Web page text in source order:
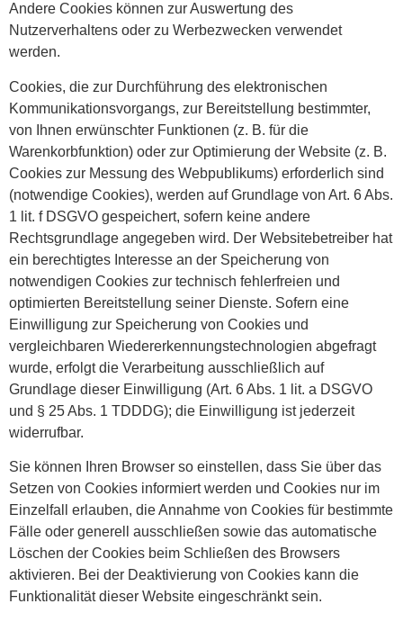
Andere Cookies können zur Auswertung des
Nutzerverhaltens oder zu Werbezwecken verwendet
werden.
Cookies, die zur Durchführung des elektronischen
Kommunikationsvorgangs, zur Bereitstellung bestimmter,
von Ihnen erwünschter Funktionen (z. B. für die
Warenkorbfunktion) oder zur Optimierung der Website (z. B.
Cookies zur Messung des Webpublikums) erforderlich sind
(notwendige Cookies), werden auf Grundlage von Art. 6 Abs.
1 lit. f DSGVO gespeichert, sofern keine andere
Rechtsgrundlage angegeben wird. Der Websitebetreiber hat
ein berechtigtes Interesse an der Speicherung von
notwendigen Cookies zur technisch fehlerfreien und
optimierten Bereitstellung seiner Dienste. Sofern eine
Einwilligung zur Speicherung von Cookies und
vergleichbaren Wiedererkennungstechnologien abgefragt
wurde, erfolgt die Verarbeitung ausschließlich auf
Grundlage dieser Einwilligung (Art. 6 Abs. 1 lit. a DSGVO
und § 25 Abs. 1 TDDDG); die Einwilligung ist jederzeit
widerrufbar.
Sie können Ihren Browser so einstellen, dass Sie über das
Setzen von Cookies informiert werden und Cookies nur im
Einzelfall erlauben, die Annahme von Cookies für bestimmte
Fälle oder generell ausschließen sowie das automatische
Löschen der Cookies beim Schließen des Browsers
aktivieren. Bei der Deaktivierung von Cookies kann die
Funktionalität dieser Website eingeschränkt sein.